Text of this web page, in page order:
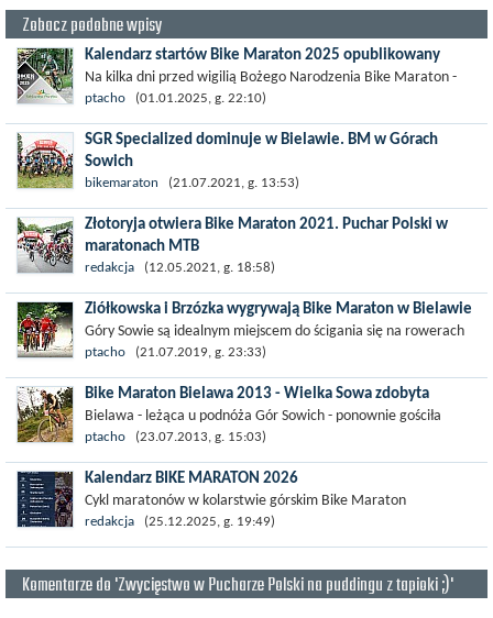
Zobacz podobne wpisy
Kalendarz startów Bike Maraton 2025 opublikowany
Na kilka dni przed wigilią Bożego Narodzenia Bike Maraton -
organizator amatorskich wyścigów MTB zrobił prezent
gwiazdkowy w postaci...
ptacho (01.01.2025, g. 22:10)
SGR Specialized dominuje w Bielawie. BM w Górach
Sowich
Kolejna mocna edycja Bike Maratonu za nami. Na trudnej i
interwałowej trasie dystansu GIGA ton rywalizacji nadawał
team SGR Specialized. Od...
bikemaraton (21.07.2021, g. 13:53)
Złotoryja otwiera Bike Maraton 2021. Puchar Polski w
maratonach MTB
Zaczynamy Bike Maraton 2021. Partnerem i gospodarzem
tegorocznej inauguracji będzie Złotoryja. Czas na wyjątkowy
maraton szlakami Krainy Wygasłych...
redakcja (12.05.2021, g. 18:58)
Ziółkowska i Brzózka wygrywają Bike Maraton w Bielawie
Góry Sowie są idealnym miejscem do ścigania się na rowerach
górskich. Mnóstwo ścieżek o zróżnicowanej nawierzchni...
ptacho (21.07.2019, g. 23:33)
Bike Maraton Bielawa 2013 - Wielka Sowa zdobyta
Bielawa - leżąca u podnóża Gór Sowich - ponownie gościła
kolarzy górskich rywalizujących w kolarskim cyklu Bike Maraton.
Już w zeszłym roku podjazd...
ptacho (23.07.2013, g. 15:03)
Kalendarz BIKE MARATON 2026
Cykl maratonów w kolarstwie górskim Bike Maraton
przygotował wielbicielom kolarstwa górskiego świąteczny
prezent. W okresie...
redakcja (25.12.2025, g. 19:49)
Komentarze do 'Zwycięstwo w Pucharze Polski na puddingu z tapioki ;)'